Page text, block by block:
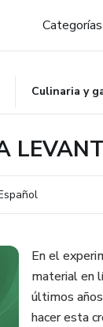
Categorías
Culinaria y
En el
material en
últimos
hacer esta